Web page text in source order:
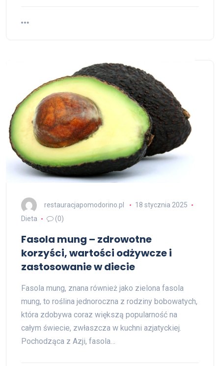
restauracjapomodorino.pl
18 stycznia 2025
Dieta
(0)
Fasola mung – zdrowotne
korzyści, wartości odżywcze i
zastosowanie w diecie
Fasola mung, znana również jako zielona fasola
mung, to roślina jednoroczna z rodziny bobowatych,
która zdobywa coraz większą popularność na
całym świecie, zwłaszcza w kuchni azjatyckiej.
Pochodząca z Azji, fasola…